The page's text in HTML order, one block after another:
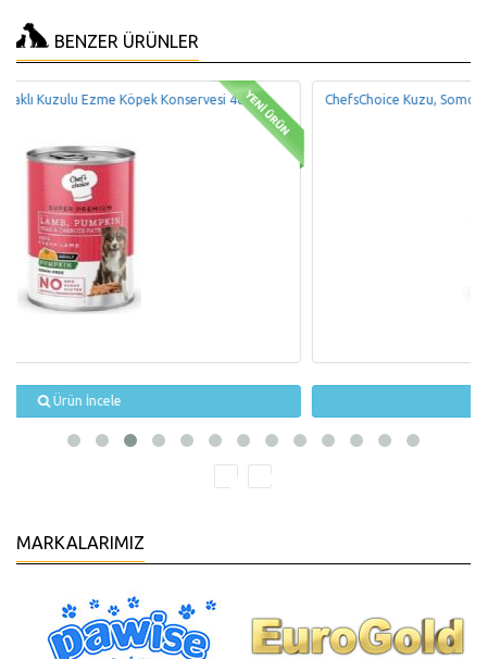
BENZER ÜRÜNLER
400Gr ChefsChoice Kuzu, Somon ve Havuçlu Ezme Köpek Konservesi
MARKALARIMIZ